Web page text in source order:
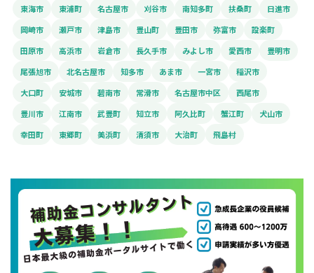
東海市
東浦町 名古屋市 刈谷市 南知多町 扶桑町
日進市
岡崎市
瀬戸市 津島市 豊山町 豊田市 弥富市
設楽町
田原市
高浜市 岩倉市 長久手市 みよし市 愛西市
豊明市
尾張旭市
北名古屋市 知多市 あま市 一宮市
稲沢市
大口町
安城市 碧南市 常滑市 名古屋市中区
西尾市
豊川市
江南市 武豊町 知立市 阿久比町 蟹江町
犬山市
幸田町
東郷町 美浜町 清須市 大治町 飛島村